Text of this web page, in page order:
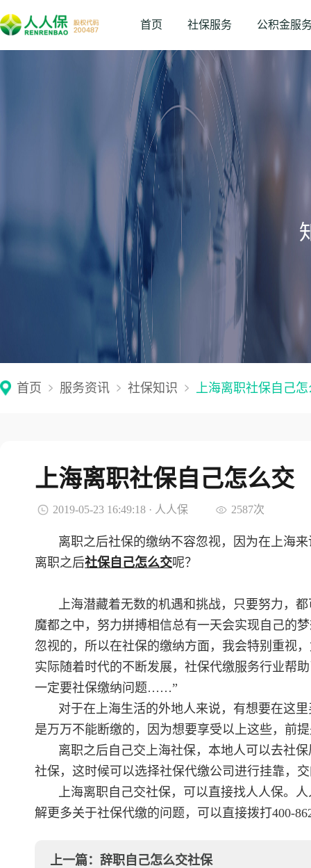
首页 社保服务 公积金服
首页 服务资讯 社保知识 上海离职社保自己
上海离职社保自己怎么交
2019-05-23 16:49:18 · 人人保 2587次
离职之后社保的缴纳不容忽视，因为在上海
离职之后社保自己怎么交呢？
上海潜藏着无数的机遇和挑战，只要努力，
魔都之中，努力拼搏相信总有一天会实现自己的
忽视的，所以在社保的缴纳方面，我会特别重视
实际随着时代的不断发展，社保代缴服务行业帮
一定要社保缴纳问题……”
对于在上海生活的外地人来说，有想要在这
是万万不能断缴的，因为想要享受以上这些，前
离职之后自己交上海社保，本地人可以去社
社保，这时候可以选择社保代缴公司进行挂靠，
上海离职自己交社保，可以直接找人人保。
解更多关于社保代缴的问题，可以直接拨打400-
上一篇： 辞职自己怎么交社保